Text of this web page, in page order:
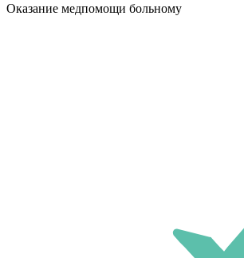
Оказание медпомощи больному